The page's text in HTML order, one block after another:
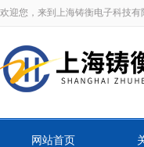
欢迎您，来到上海铸衡电子科技有
网站首页